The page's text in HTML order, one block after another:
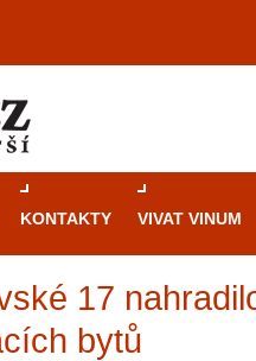
KONTAKTY VIVAT VINUM
17
bytů
Průvodce
Brně: Od